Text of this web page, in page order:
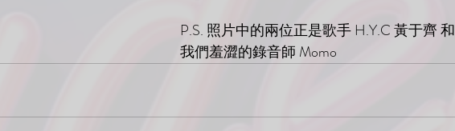
P.S. 照片中的兩位正是歌手 H.Y.C 黃于齊 和
我們羞澀的錄音師 Momo